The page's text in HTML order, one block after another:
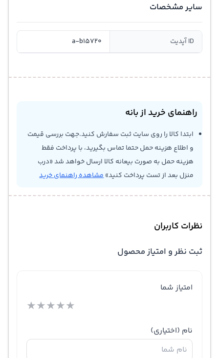
سایر مشخصات
ID آپدیت a-b15720
راهنمای خرید از بانه
ابتدا کالا را روی سایت ثبت سفارش کنید.جهت بررسی قیمت
و اطلاع هزینه حمل حتما تماس بگیرید، با پرداخت فقط
هزینه حمل به صورت بیعانه کالا ارسال خواهد شد «درب
منزل بعد از تست پرداخت کنید»مشاهده راهنمای خرید
نظرات کاربران
ثبت نظر و امتیاز محصول
امتیاز شما
★★★★★
نام (اختیاری)